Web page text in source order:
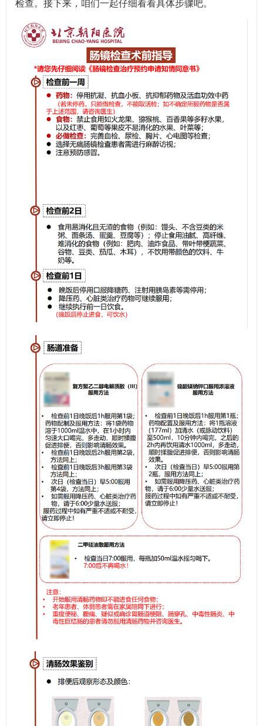
检查。接下来，咱们一起仔细看看具体步骤吧。